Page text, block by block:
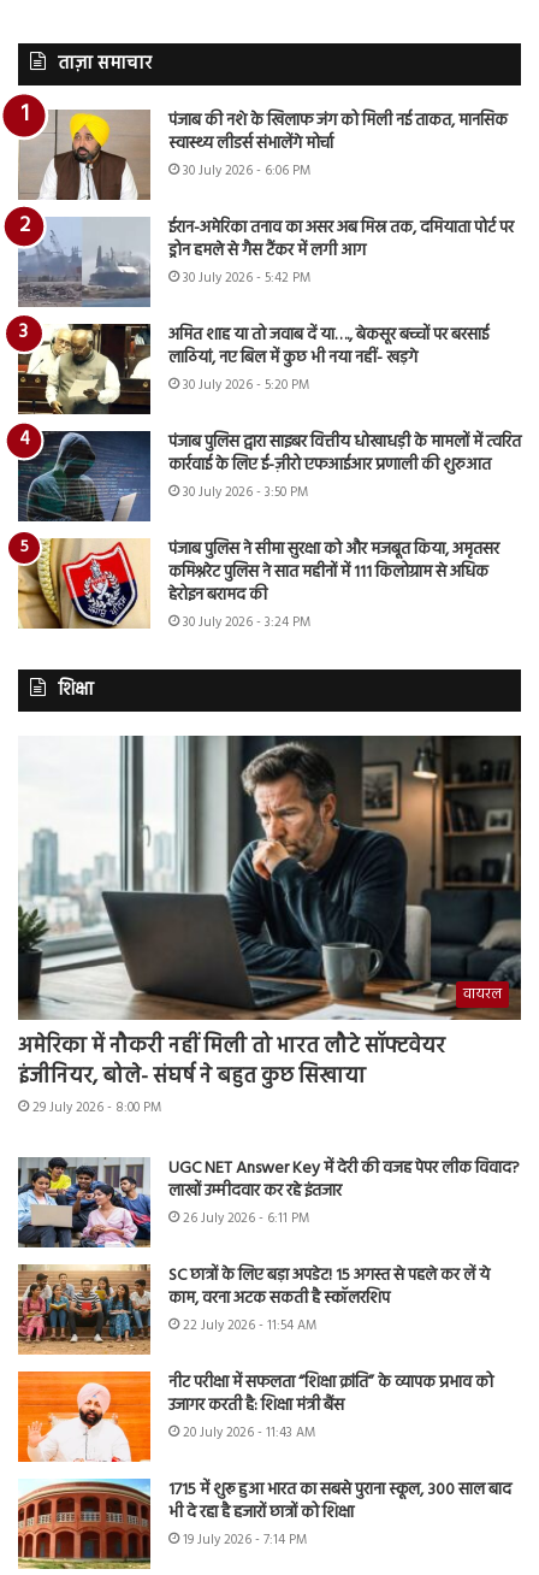
ताज़ा समाचार
पंजाब की नशे के खिलाफ जंग को मिली नई ताकत, मानसिक
स्वास्थ्य लीडर्स संभालेंगे मोर्चा
30 July 2026 - 6:06 PM
ईरान-अमेरिका तनाव का असर अब मिस्र तक, दमियाता पोर्ट पर
ड्रोन हमले से गैस टैंकर में लगी आग
30 July 2026 - 5:42 PM
अमित शाह या तो जवाब दें या…., बेकसूर बच्चों पर बरसाई
लाठियां, नए बिल में कुछ भी नया नहीं- खड़गे
30 July 2026 - 5:20 PM
पंजाब पुलिस द्वारा साइबर वित्तीय धोखाधड़ी के मामलों में त्वरित
कार्रवाई के लिए ई-ज़ीरो एफआईआर प्रणाली की शुरुआत
30 July 2026 - 3:50 PM
पंजाब पुलिस ने सीमा सुरक्षा को और मजबूत किया, अमृतसर
कमिश्नरेट पुलिस ने सात महीनों में 111 किलोग्राम से अधिक
हेरोइन बरामद की
30 July 2026 - 3:24 PM
शिक्षा
वायरल
अमेरिका में नौकरी नहीं मिली तो भारत लौटे सॉफ्टवेयर
इंजीनियर, बोले- संघर्ष ने बहुत कुछ सिखाया
29 July 2026 - 8:00 PM
UGC NET Answer Key में देरी की वजह पेपर लीक विवाद?
लाखों उम्मीदवार कर रहे इंतजार
26 July 2026 - 6:11 PM
SC छात्रों के लिए बड़ा अपडेट! 15 अगस्त से पहले कर लें ये
काम, वरना अटक सकती है स्कॉलरशिप
22 July 2026 - 11:54 AM
नीट परीक्षा में सफलता “शिक्षा क्रांति” के व्यापक प्रभाव को
उजागर करती है: शिक्षा मंत्री बैंस
20 July 2026 - 11:43 AM
1715 में शुरू हुआ भारत का सबसे पुराना स्कूल, 300 साल बाद
भी दे रहा है हजारों छात्रों को शिक्षा
19 July 2026 - 7:14 PM